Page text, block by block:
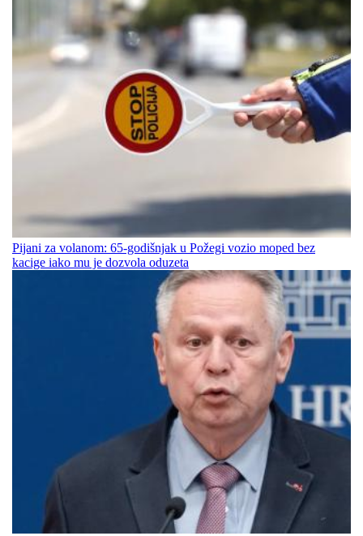
Pijani za volanom: 65-godišnjak u Požegi vozio moped bez
kacige iako mu je dozvola oduzeta